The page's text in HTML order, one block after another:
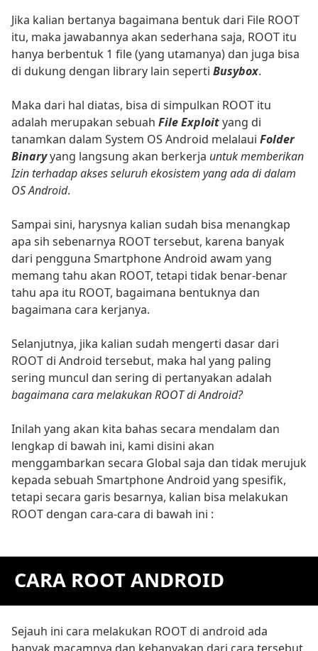
Jika kalian bertanya bagaimana bentuk dari File ROOT
itu, maka jawabannya akan sederhana saja, ROOT itu
hanya berbentuk 1 file (yang utamanya) dan juga bisa
di dukung dengan library lain seperti Busybox.
Maka dari hal diatas, bisa di simpulkan ROOT itu
adalah merupakan sebuah File Exploityang di
tanamkan dalam System OS Android melalaui Folder
Binaryyang langsung akan berkerja untuk memberikan
Izin terhadap akses seluruh ekosistem yang ada di dalam
OS Android.
Sampai sini, harysnya kalian sudah bisa menangkap
apa sih sebenarnya ROOT tersebut, karena banyak
dari pengguna Smartphone Android awam yang
memang tahu akan ROOT, tetapi tidak benar-benar
tahu apa itu ROOT, bagaimana bentuknya dan
bagaimana cara kerjanya.
Selanjutnya, jika kalian sudah mengerti dasar dari
ROOT di Android tersebut, maka hal yang paling
sering muncul dan sering di pertanyakan adalah
bagaimana cara melakukan ROOT di Android?
Inilah yang akan kita bahas secara mendalam dan
lengkap di bawah ini, kami disini akan
menggambarkan secara Global saja dan tidak merujuk
kepada sebuah Smartphone Android yang spesifik,
tetapi secara garis besarnya, kalian bisa melakukan
ROOT dengan cara-cara di bawah ini :
CARA ROOT ANDROID
Sejauh ini cara melakukan ROOT di android ada
banyak macamnya dan kebanyakan dari cara tersebut